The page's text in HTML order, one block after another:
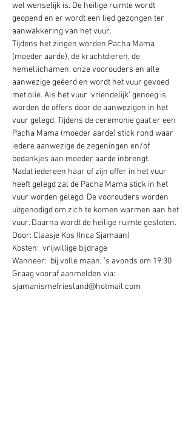
wel wenselijk is. De heilige ruimte wordt
geopend en er wordt een lied gezongen ter
aanwakkering van het vuur.
Tijdens het zingen worden Pacha Mama
(moeder aarde), de krachtdieren, de
hemellichamen, onze voorouders en alle
aanwezige geëerd en wordt het vuur gevoed
met olie. Als het vuur ‘vriendelijk’ genoeg is
worden de offers door de aanwezigen in het
vuur gelegd. Tijdens de ceremonie gaat er een
Pacha Mama (moeder aarde) stick rond waar
iedere aanwezige de zegeningen en/of
bedankjes aan moeder aarde inbrengt.
Nadat iedereen haar of zijn offer in het vuur
heeft gelegd zal de Pacha Mama stick in het
vuur worden gelegd. De voorouders worden
uitgenodigd om zich te komen warmen aan het
vuur. Daarna wordt de heilige ruimte gesloten.
Door: Claasje Kos (Inca Sjamaan)
Kosten:  vrijwillige bijdrage
Wanneer:  bij volle maan, ’s avonds om 19:30
Graag vooraf aanmelden via:
sjamanismefriesland@hotmail.com